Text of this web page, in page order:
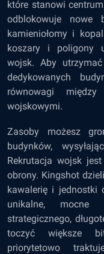
które stanowi
odblokowuje nowe
kamieniołomy i
koszary i poligony
wojsk. Aby
dedykowanych
równowagi
wojskowymi.
Zasoby możesz
budynków,
Rekrutacja wojsk
obrony. Kingshot
kawalerię i jednostki
unikalne, mocne
strategicznego,
toczyć większe
priorytetowo